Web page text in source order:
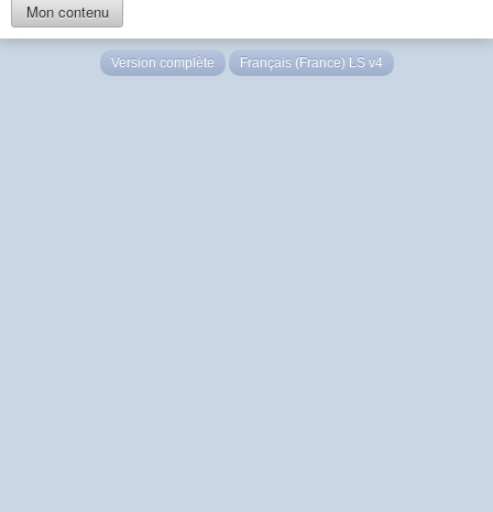
Mon contenu
Version complète Français (France) LS v4